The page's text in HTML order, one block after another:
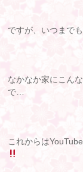
ですが、いつまで
なかなか家にこん
で…
これからは